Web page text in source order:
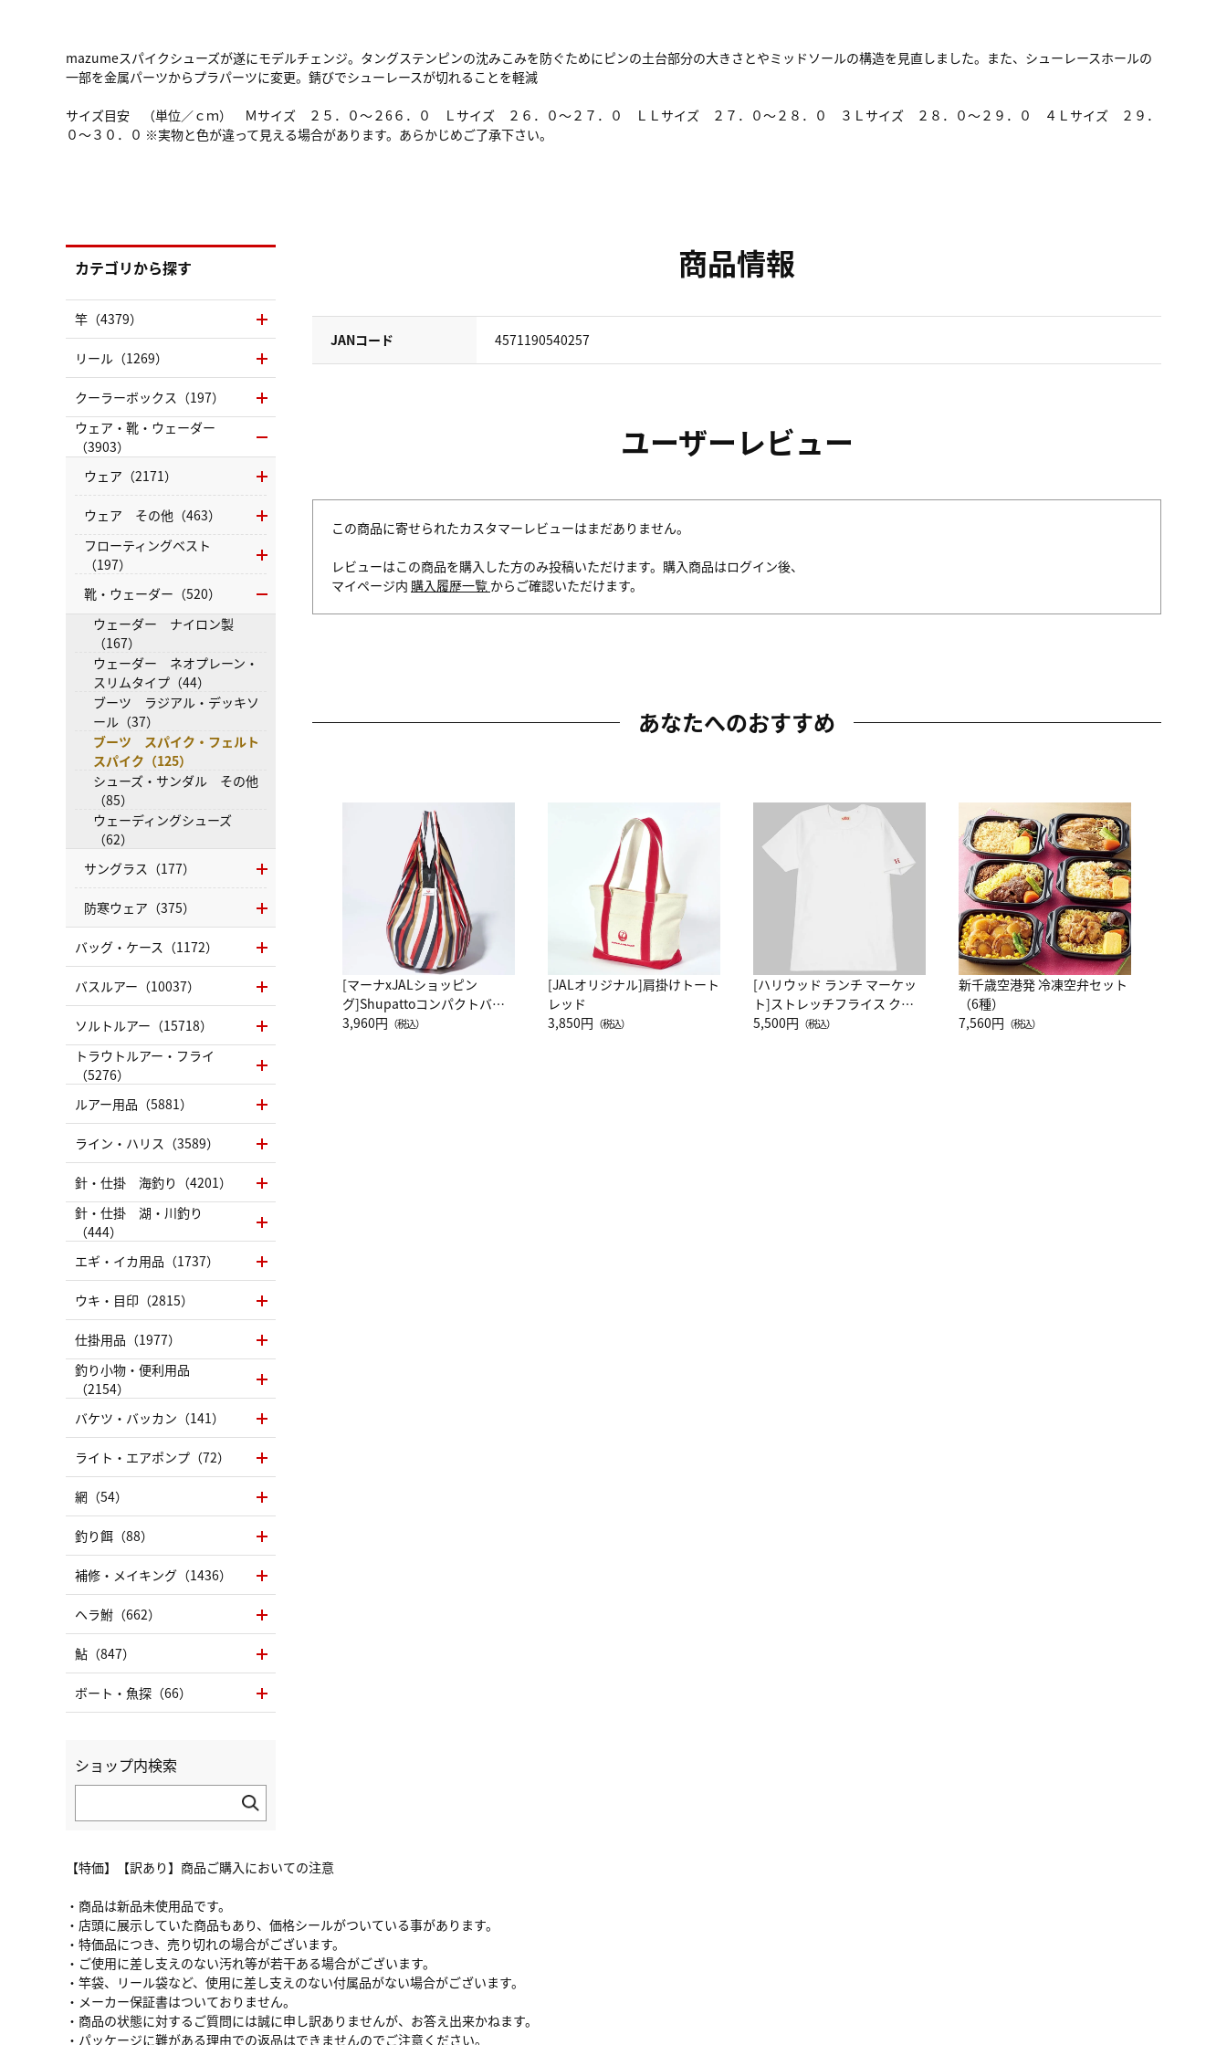
mazumeスパイクシューズが遂にモデルチェンジ。タングステンピンの沈みこみを防ぐためにピンの土台部分の大きさとやミッドソールの構造を見直しました。また、シューレースホールの
一部を金属パーツからプラパーツに変更。錆びでシューレースが切れることを軽減
サイズ目安 （単位／ｃｍ） Ｍサイズ ２５．０～２6６．０ Ｌサイズ ２６．０～２７．０ ＬＬサイズ ２７．０～２８．０ ３Ｌサイズ ２８．０～２９．０ ４Ｌサイズ ２９．
０～３０．０ ※実物と色が違って見える場合があります。あらかじめご了承下さい。
商品情報
JANコード 4571190540257
ユーザーレビュー
この商品に寄せられたカスタマーレビューはまだありません。
レビューはこの商品を購入した方のみ投稿いただけます。購入商品はログイン後、
マイページ内 購入履歴一覧 からご確認いただけます。
あなたへのおすすめ
[マーナxJALショッピン
グ]Shupattoコンパクトバッ
グ Drop JAL客室乗務員
3,960円 （税込）
[JALオリジナル]肩掛けトート
レッド
3,850円 （税込）
[ハリウッド ランチ マーケッ
ト]ストレッチフライス クル
ーネック別注半袖Ｔシャツ
5,500円 （税込）
新千歳空港発 冷凍空弁セット
（6種）
7,560円 （税込）
【特価】【訳あり】商品ご購入においての注意
・商品は新品未使用品です。
・店頭に展示していた商品もあり、価格シールがついている事があります。
・特価品につき、売り切れの場合がございます。
・ご使用に差し支えのない汚れ等が若干ある場合がございます。
・竿袋、リール袋など、使用に差し支えのない付属品がない場合がございます。
・メーカー保証書はついておりません。
・商品の状態に対するご質問には誠に申し訳ありませんが、お答え出来かねます。
・パッケージに難がある理由での返品はできませんのでご注意ください。
カテゴリから探す
竿（4379）
リール（1269）
クーラーボックス（197）
ウェア・靴・ウェーダー
（3903）
ウェア（2171）
ウェア その他（463）
フローティングベスト
（197）
靴・ウェーダー（520）
ウェーダー ナイロン製
（167）
ウェーダー ネオプレーン・
スリムタイプ（44）
ブーツ ラジアル・デッキソ
ール（37）
ブーツ スパイク・フェルト
スパイク（125）
シューズ・サンダル その他
（85）
ウェーディングシューズ
（62）
サングラス（177）
防寒ウェア（375）
バッグ・ケース（1172）
バスルアー（10037）
ソルトルアー（15718）
トラウトルアー・フライ
（5276）
ルアー用品（5881）
ライン・ハリス（3589）
針・仕掛 海釣り（4201）
針・仕掛 湖・川釣り
（444）
エギ・イカ用品（1737）
ウキ・目印（2815）
仕掛用品（1977）
釣り小物・便利用品
（2154）
バケツ・バッカン（141）
ライト・エアポンプ（72）
網（54）
釣り餌（88）
補修・メイキング（1436）
ヘラ鮒（662）
鮎（847）
ボート・魚探（66）
ショップ内検索